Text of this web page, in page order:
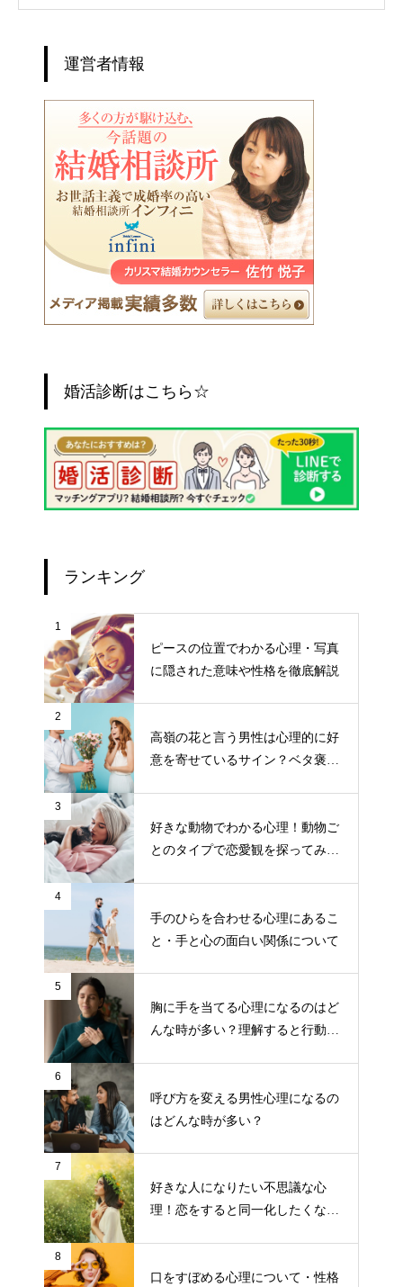
運営者情報
婚活診断はこちら☆
ランキング
1
ピースの位置でわかる心理・写真
に隠された意味や性格を徹底解説
2
高嶺の花と言う男性は心理的に好
意を寄せているサイン？ベタ褒め
3
好きな動物でわかる心理！動物ご
とのタイプで恋愛観を探ってみよ
4
手のひらを合わせる心理にあるこ
と・手と心の面白い関係について
5
胸に手を当てる心理になるのはど
んな時が多い？理解すると行動し
6
呼び方を変える男性心理になるの
はどんな時が多い？
7
好きな人になりたい不思議な心
理！恋をすると同一化したくなる
8
口をすぼめる心理について・性格